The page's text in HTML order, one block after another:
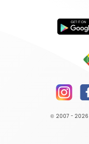
© 2007 - 2026